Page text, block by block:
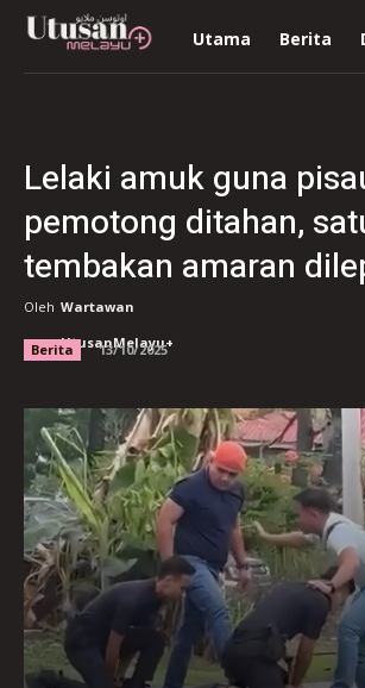
Utama Berita
Lelaki amuk guna
pemotong ditahan,
tembakan amaran
Oleh Wartawan
UtusanMelayu+
Berita 13/10/2025